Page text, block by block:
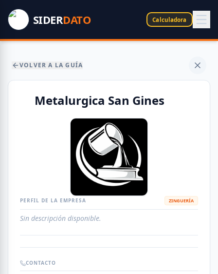
SIDERDATO Calculadora
VOLVER A LA GUÍA
Metalurgica San Gines
PERFIL DE LA EMPRESA ZINGUERÍA
Sin descripción disponible.
CONTACTO